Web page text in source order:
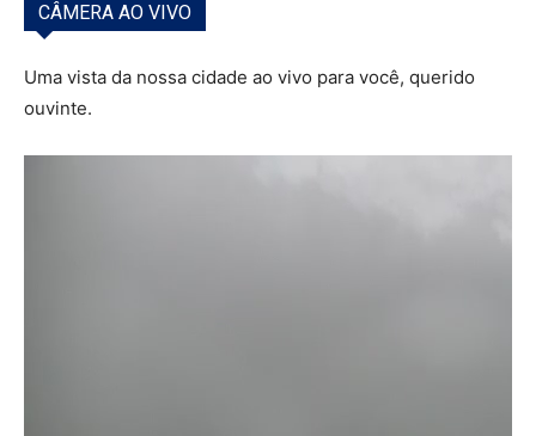
CÂMERA AO VIVO
Uma vista da nossa cidade ao vivo para você, querido
ouvinte.